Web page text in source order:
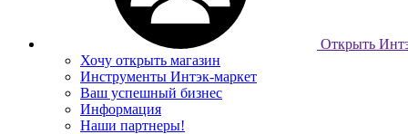
Открыть
Хочу открыть магазин
Инструменты Интэк-маркет
Ваш успешный бизнес
Информация
Наши партнеры!